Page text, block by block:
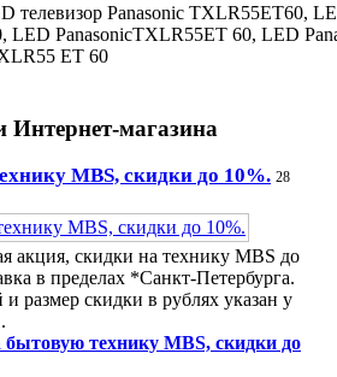
телевизор Panasonic TXLR55ET60,
LED PanasonicTXLR55ET 60, LED
ET 60
Интернет-магазина
MBS, скидки до 10%. 28
акция, скидки на технику MBS до
в пределах *Санкт-Петербурга.
размер скидки в рублях указан у
технику MBS, скидки до